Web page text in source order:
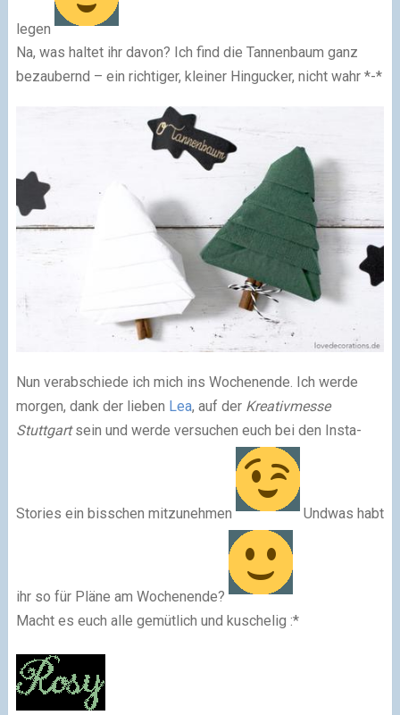
legen
Na, was haltet ihr davon? Ich find die Tannenbaum ganz
bezaubernd – ein richtiger, kleiner Hingucker, nicht wahr *-*
Nun verabschiede ich mich ins Wochenende. Ich werde
morgen, dank der lieben Lea, auf der Kreativmesse
Stuttgartsein und werde versuchen euch bei den Insta-
Stories ein bisschen mitzunehmen Undwas habt
ihr so für Pläne am Wochenende?
Macht es euch alle gemütlich und kuschelig :*